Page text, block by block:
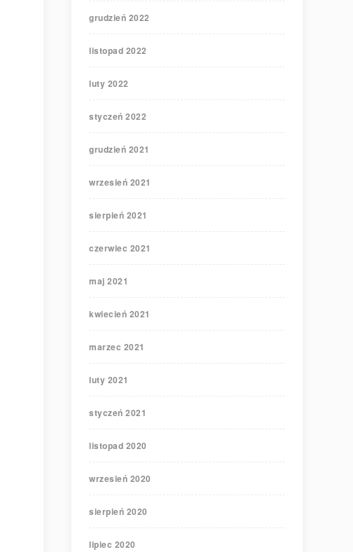
grudzień 2022
listopad 2022
luty 2022
styczeń 2022
grudzień 2021
wrzesień 2021
sierpień 2021
czerwiec 2021
maj 2021
kwiecień 2021
marzec 2021
luty 2021
styczeń 2021
listopad 2020
wrzesień 2020
sierpień 2020
lipiec 2020